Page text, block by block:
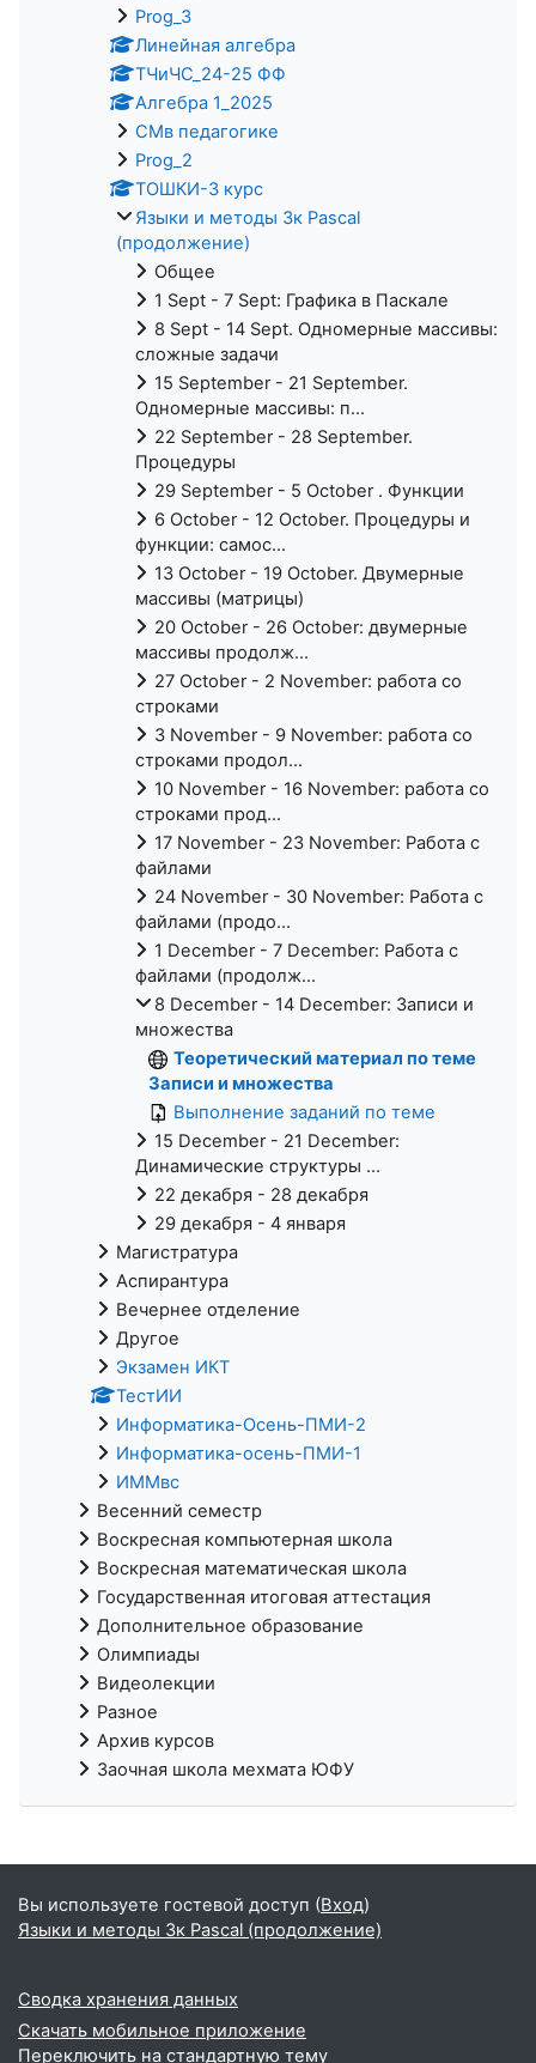
Prog_3
Линейная алгебра
ТЧиЧС_24-25 ФФ
Алгебра 1_2025
СМв педагогике
Prog_2
ТОШКИ-3 курс
Языки и методы 3к Pascal
(продолжение)
Общее
1 Sept - 7 Sept: Графика в Паскале
8 Sept - 14 Sept. Одномерные массивы:
сложные задачи
15 September - 21 September.
Одномерные массивы: п...
22 September - 28 September.
Процедуры
29 September - 5 October . Функции
6 October - 12 October. Процедуры и
функции: самос...
13 October - 19 October. Двумерные
массивы (матрицы)
20 October - 26 October: двумерные
массивы продолж...
27 October - 2 November: работа со
строками
3 November - 9 November: работа со
строками продол...
10 November - 16 November: работа со
строками прод...
17 November - 23 November: Работа с
файлами
24 November - 30 November: Работа с
файлами (продо...
1 December - 7 December: Работа с
файлами (продолж...
8 December - 14 December: Записи и
множества
Теоретический материал по теме
Записи и множества
Выполнение заданий по теме
15 December - 21 December:
Динамические структуры ...
22 декабря - 28 декабря
29 декабря - 4 января
Магистратура
Аспирантура
Вечернее отделение
Другое
Экзамен ИКТ
ТестИИ
Информатика-Осень-ПМИ-2
Информатика-осень-ПМИ-1
ИММвс
Весенний семестр
Воскресная компьютерная школа
Воскресная математическая школа
Государственная итоговая аттестация
Дополнительное образование
Олимпиады
Видеолекции
Разное
Архив курсов
Заочная школа мехмата ЮФУ
Вы используете гостевой доступ (Вход)
Языки и методы 3к Pascal (продолжение)
Сводка хранения данных
Скачать мобильное приложение
Переключить на стандартную тему